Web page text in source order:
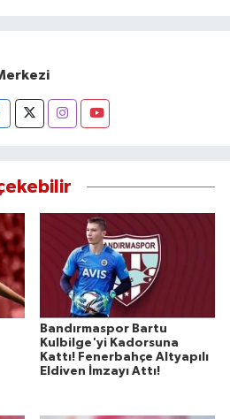
Bandırmaspor Bartu
Kulbilge'yi Kadorsuna
Kattı! Fenerbahçe Altyapılı
Eldiven İmzayı Attı!